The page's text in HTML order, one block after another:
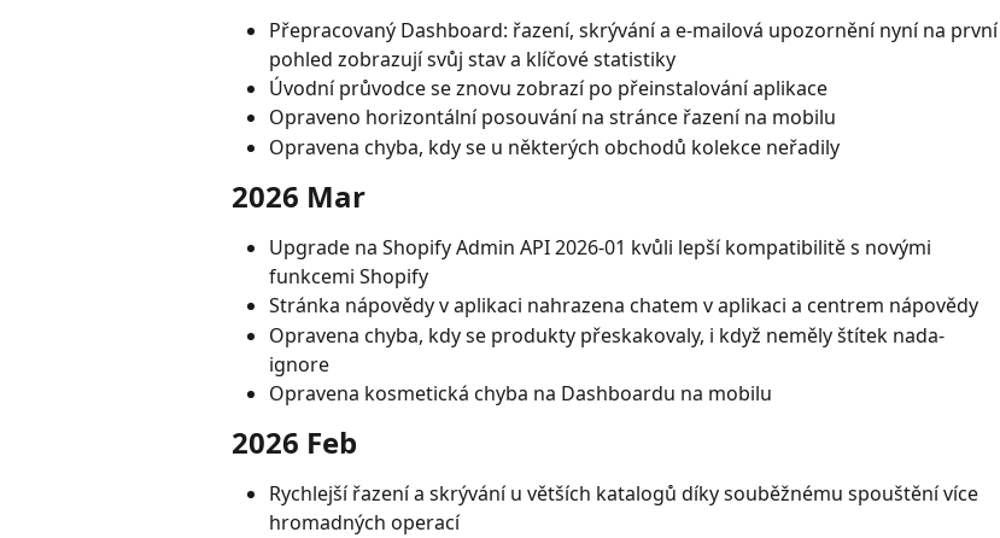
Přepracovaný Dashboard: řazení, skrývání a e-mailová upozornění nyní na první
pohled zobrazují svůj stav a klíčové statistiky
Úvodní průvodce se znovu zobrazí po přeinstalování aplikace
Opraveno horizontální posouvání na stránce řazení na mobilu
Opravena chyba, kdy se u některých obchodů kolekce neřadily
2026 Mar
Upgrade na Shopify Admin API 2026-01 kvůli lepší kompatibilitě s novými
funkcemi Shopify
Stránka nápovědy v aplikaci nahrazena chatem v aplikaci a centrem nápovědy
Opravena chyba, kdy se produkty přeskakovaly, i když neměly štítek nada-
ignore
Opravena kosmetická chyba na Dashboardu na mobilu
2026 Feb
Rychlejší řazení a skrývání u větších katalogů díky souběžnému spouštění více
hromadných operací